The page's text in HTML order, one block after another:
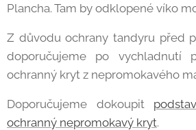
Plancha. Tam by odklopené víko
Z důvodu ochrany tandyru před
doporučujeme po vychladnutí
ochranný kryt z nepromokavého
Doporučujeme dokoupit
ochranný nepromokavý kryt.